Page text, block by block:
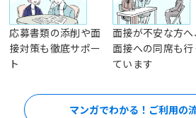
応募書類の添削や面
接対策も徹底サポー
ト
面接が不安な方へ
面接への同席も行
ています
マンガでわかる！ご利用の